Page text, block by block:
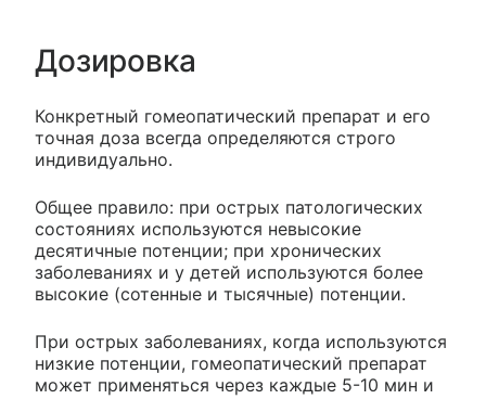
Дозировка
Конкретный гомеопатический препарат и его
точная доза всегда определяются строго
индивидуально.
Общее правило: при острых патологических
состояниях используются невысокие
десятичные потенции; при хронических
заболеваниях и у детей используются более
высокие (сотенные и тысячные) потенции.
При острых заболеваниях, когда используются
низкие потенции, гомеопатический препарат
может применяться через каждые 5-10 мин и